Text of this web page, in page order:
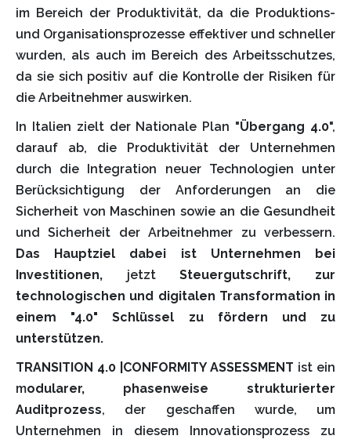
im Bereich der Produktivität, da die Produktions-
und Organisationsprozesse effektiver und schneller
wurden, als auch im Bereich des Arbeitsschutzes,
da sie sich positiv auf die Kontrolle der Risiken für
die Arbeitnehmer auswirken.
In Italien zielt der Nationale Plan "Übergang 4.0",
darauf ab, die Produktivität der Unternehmen
durch die Integration neuer Technologien unter
Berücksichtigung der Anforderungen an die
Sicherheit von Maschinen sowie an die Gesundheit
und Sicherheit der Arbeitnehmer zu verbessern.
Das Hauptziel dabei ist Unternehmen bei
Investitionen, jetztSteuergutschrift, zur
technologischen und digitalen Transformation in
einem "4.0" Schlüssel zu fördern und zu
unterstützen.
TRANSITION 4.0 |CONFORMITY ASSESSMENT ist ein
modularer, phasenweise strukturierter
Auditprozess, der geschaffen wurde, um
Unternehmen in diesem Innovationsprozess zu